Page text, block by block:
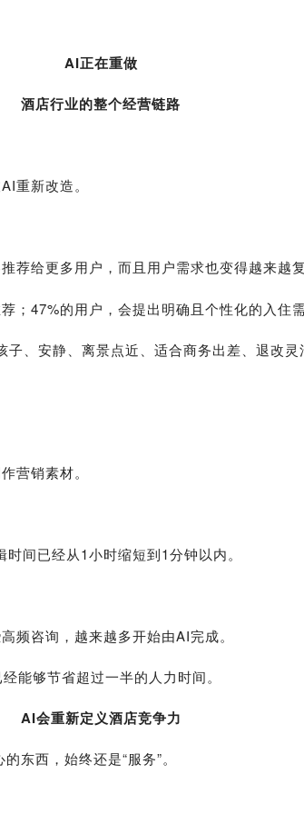
AI正在重做
酒店行业的整个经营链路
重新改造。
荐给更多用户，而且用户需求也变得越来越复
47%的用户，会提出明确且个性化的入住需
、安静、离景点近、适合商务出差、退改灵
营销素材。
间已经从1小时缩短到1分钟以内。
频咨询，越来越多开始由AI完成。
能够节省超过一半的人力时间。
AI会重新定义酒店竞争力
东西，始终还是“服务”。